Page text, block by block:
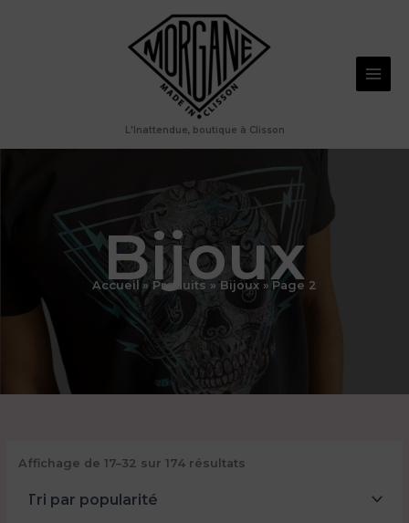
L'Inattendue, boutique à Clisson
Bijoux
Accueil Produits Bijoux Page 2
Affichage de 17–32 sur 174 résultatsTrié